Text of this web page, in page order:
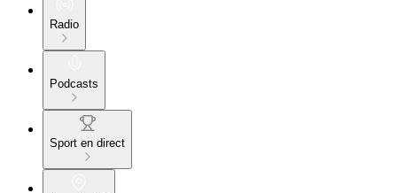
Radio
Podcasts
Sport en direct